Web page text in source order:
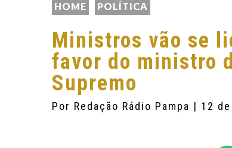
HOME POLÍTICA
Ministros vão se
favor do ministro
Supremo
Por Redação Rádio Pampa | 12